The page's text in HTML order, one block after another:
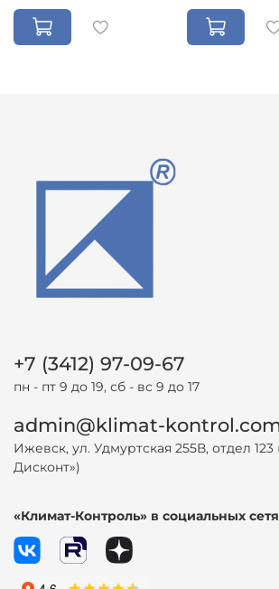
+7 (3412) 97-09-67
пн - пт 9 до 19, сб - вс 9 до 17
admin@klimat-
Ижевск, ул. Удмуртская 255В, отдел
Дисконт»)
«Климат-Контроль» в социальных